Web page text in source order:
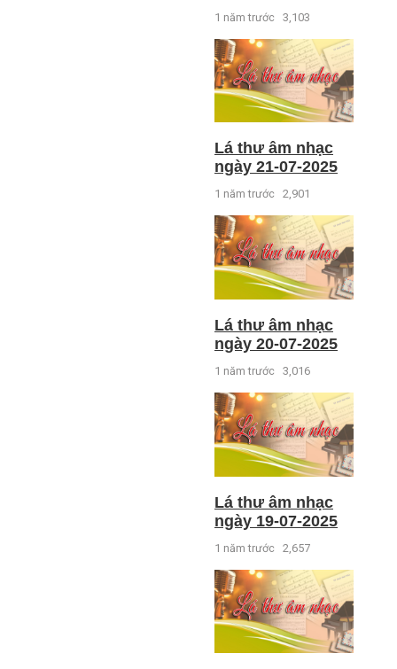
1 năm trước 3,103
Lá thư âm nhạc
ngày 21-07-2025
1 năm trước 2,901
Lá thư âm nhạc
ngày 20-07-2025
1 năm trước 3,016
Lá thư âm nhạc
ngày 19-07-2025
1 năm trước 2,657